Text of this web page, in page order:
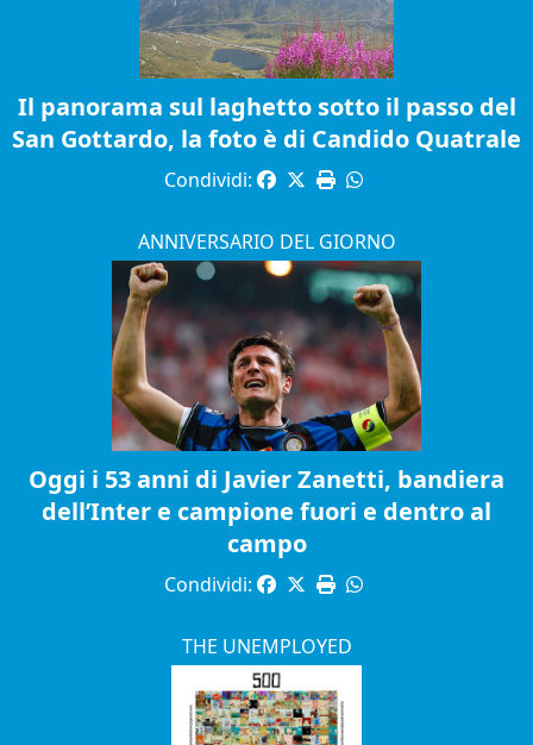
Il panorama sul laghetto sotto il passo del
San Gottardo, la foto è di Candido Quatrale
Condividi:
ANNIVERSARIO DEL GIORNO
Oggi i 53 anni di Javier Zanetti, bandiera
dell’Inter e campione fuori e dentro al
campo
Condividi:
THE UNEMPLOYED